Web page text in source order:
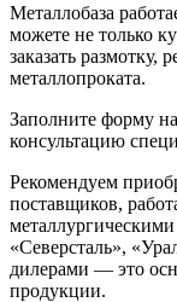
Металлобаза
можете не только
заказать размотку,
металлопроката.
Заполните форму
консультацию
Рекомендуем
поставщиков,
«Северсталь»,
дилерами — это
продукции.